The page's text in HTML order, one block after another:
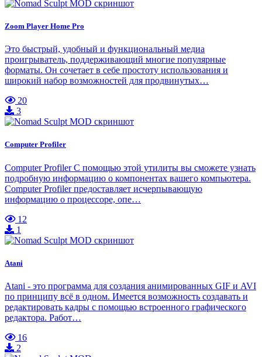
Zoom Player Home Pro
Это быстрый, удобный и функциональный медиа
проигрыватель, поддерживающий многие популярные
форматы. Он сочетает в себе простоту использования и
широкий набор возможностей для продвинутых…
20
3
Computer Profiler
Computer Profiler С помощью этой утилиты вы сможете узнать
подробную информацию о компонентах вашего компьютера.
Computer Profiler предоставляет исчерпывающую
информацию о процессоре, опе…
12
1
Atani
Atani - это программа для создания анимированных GIF и AVI
по принципу всё в одном. Имеется возможность создавать и
редактировать кадры с помощью встроенного графического
редактора. Работ…
16
2